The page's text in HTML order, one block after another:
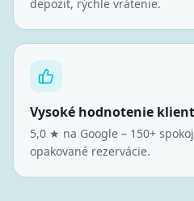
depozit, rýchle vrátenie.
Vysoké hodnotenie
5,0 ★ na Google – 150+
opakované rezervácie.